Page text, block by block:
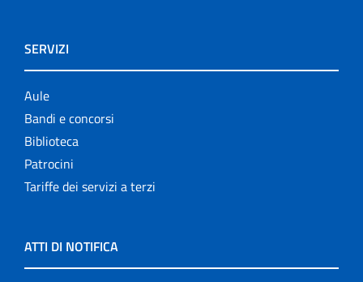
SERVIZI
Aule
Bandi e concorsi
Biblioteca
Patrocini
Tariffe dei servizi a terzi
ATTI DI NOTIFICA